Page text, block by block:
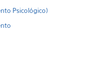
Psicológico)